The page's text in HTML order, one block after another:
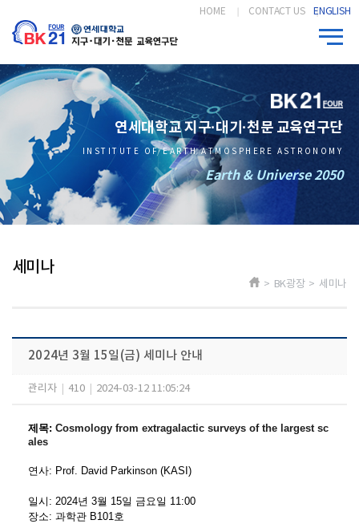
HOME CONTACT US ENGLISH
연세대학교 지구·대기·천문 교육연구단
INSTITUTE OF EARTH ATMOSPHERE ASTRONOMY
Earth & Universe 2050
세미나
> BK광장 > 세미나
2024년 3월 15일(금) 세미나 안내
관리자 410 2024-03-12 11:05:24
제목: Cosmology from extragalactic surveys of the largest sc
ales
연사: Prof. David Parkinson (KASI)
일시 : 2024년 3월 15일 금요일 11:00
장소: 과학관 B101호